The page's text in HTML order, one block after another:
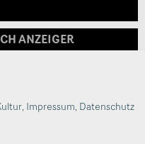
ANZEIGER
, Impressum, Datenschutz